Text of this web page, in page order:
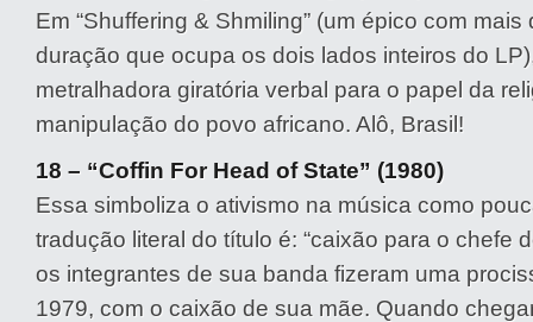
Em “Shuffering & Shmiling” (um épico com
duração que ocupa os dois lados inteiros do
metralhadora giratória verbal para o papel da
manipulação do povo africano. Alô, Brasil!
18 – “Coffin For Head of State” (1980)
Essa simboliza o ativismo na música como
tradução literal do título é: “caixão para o chefe
os integrantes de sua banda fizeram uma
1979, com o caixão de sua mãe. Quando